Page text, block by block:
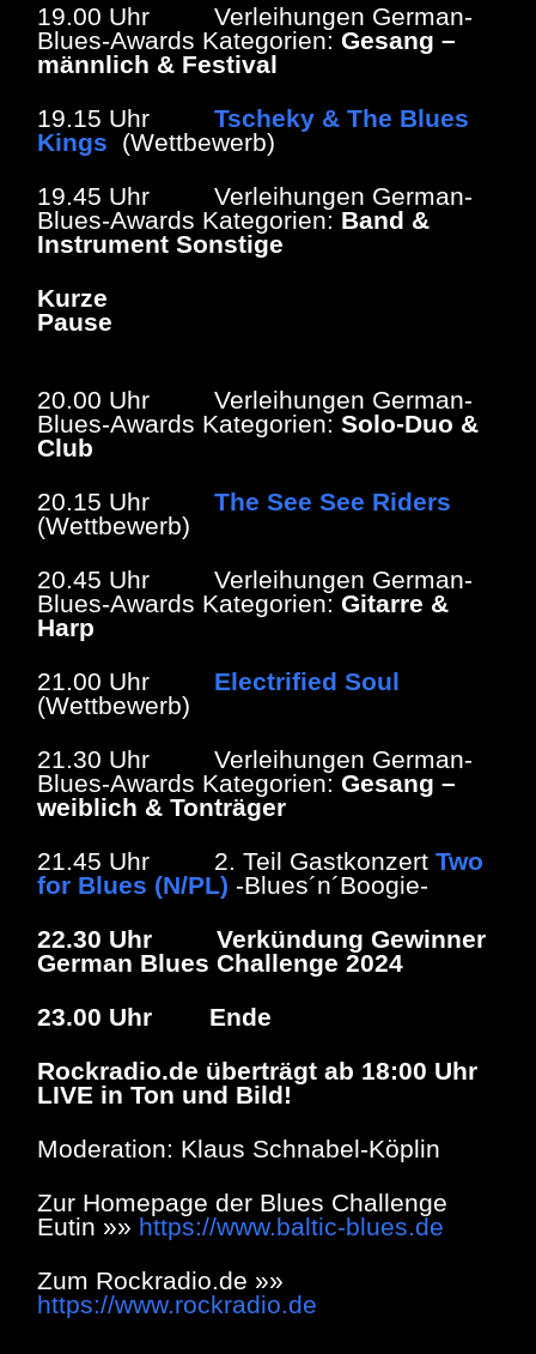
19.00 Uhr Verleihungen German-
Blues-Awards Kategorien: Gesang –
männlich & Festival
19.15 Uhr Tscheky & The Blues
Kings (Wettbewerb)
19.45 Uhr Verleihungen German-
Blues-Awards Kategorien: Band &
Instrument Sonstige
Kurze
Pause
20.00 Uhr Verleihungen German-
Blues-Awards Kategorien: Solo-Duo &
Club
20.15 Uhr The See See Riders
(Wettbewerb)
20.45 Uhr Verleihungen German-
Blues-Awards Kategorien: Gitarre &
Harp
21.00 Uhr Electrified Soul
(Wettbewerb)
21.30 Uhr Verleihungen German-
Blues-Awards Kategorien: Gesang –
weiblich & Tonträger
21.45 Uhr 2. Teil Gastkonzert Two
for Blues (N/PL) -Blues´n´Boogie-
22.30 Uhr Verkündung Gewinner
German Blues Challenge 2024
23.00 Uhr Ende
Rockradio.de überträgt ab 18:00 Uhr
LIVE in Ton und Bild!
Moderation: Klaus Schnabel-Köplin
Zur Homepage der Blues Challenge
Eutin »» https://www.baltic-blues.de
Zum Rockradio.de »»
https://www.rockradio.de